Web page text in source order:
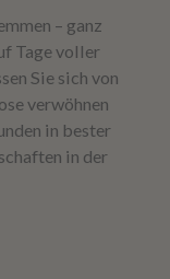
– ganz
Tage voller
Sie sich von
verwöhnen
in bester
in der